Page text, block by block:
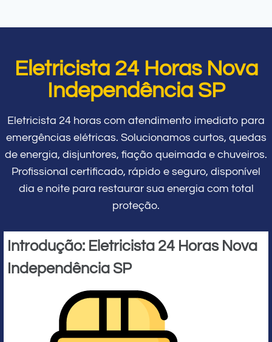
Eletricista 24 Horas Nova
Independência SP
Eletricista 24 horas com atendimento imediato para
emergências elétricas. Solucionamos curtos, quedas
de energia, disjuntores, fiação queimada e chuveiros.
Profissional certificado, rápido e seguro, disponível
dia e noite para restaurar sua energia com total
proteção.
Introdução: Eletricista 24 Horas Nova
Independência SP